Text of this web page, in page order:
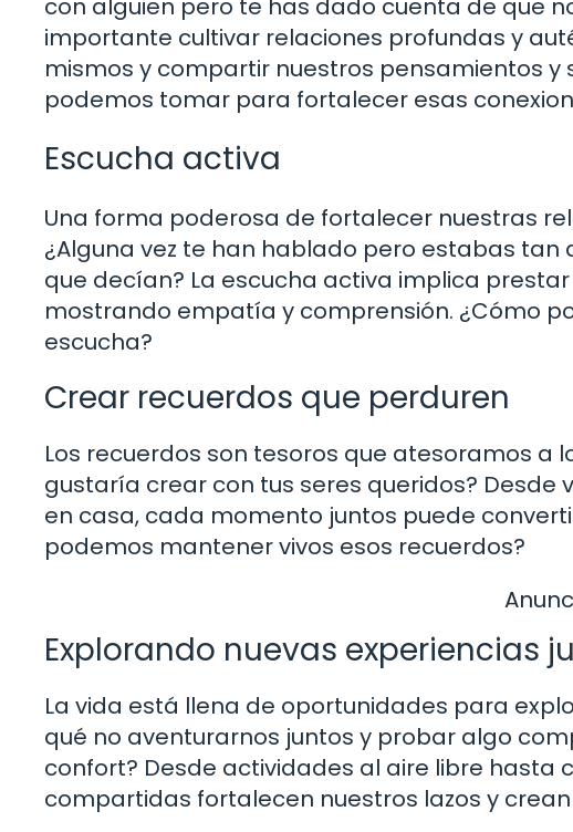
con alguien pero te has dado cuenta de que
importante cultivar relaciones profundas y
mismos y compartir nuestros pensamientos y
podemos tomar para fortalecer esas
Escucha activa
Una forma poderosa de fortalecer nuestras
¿Alguna vez te han hablado pero estabas
que decían? La escucha activa implica
mostrando empatía y comprensión. ¿Cómo
escucha?
Crear recuerdos que perduren
Los recuerdos son tesoros que atesoramos a
gustaría crear con tus seres queridos?
en casa, cada momento juntos puede
podemos mantener vivos esos recuerdos?
Explorando nuevas experiencias
La vida está llena de oportunidades para
qué no aventurarnos juntos y probar algo
confort? Desde actividades al aire libre hasta
compartidas fortalecen nuestros lazos y